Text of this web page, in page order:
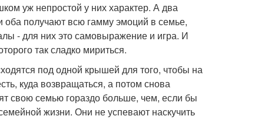
уж непростой у них характер. А два
получают всю гамму эмоций в семье,
- для них это самовыражение и игра. И
так сладко мириться.
под одной крышей для того, чтобы на
куда возвращаться, а потом снова
свою семью гораздо больше, чем, если бы
жизни. Они не успевают наскучить